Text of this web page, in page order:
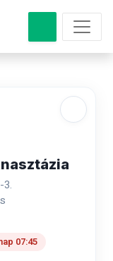
3.
07:45